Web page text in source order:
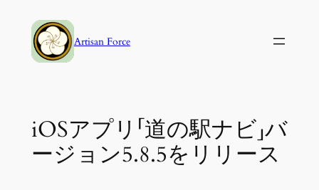
Artisan Force
iOSアプリ「道の駅ナビ」バ
ージョン5.8.5をリリース